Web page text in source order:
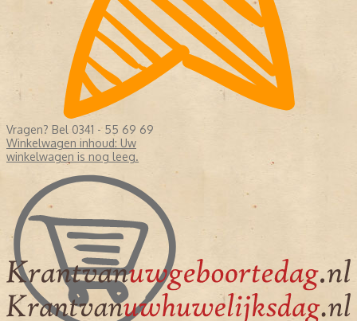
Vragen? Bel 0341 - 55 69 69
Winkelwagen inhoud: Uw
winkelwagen is nog leeg.